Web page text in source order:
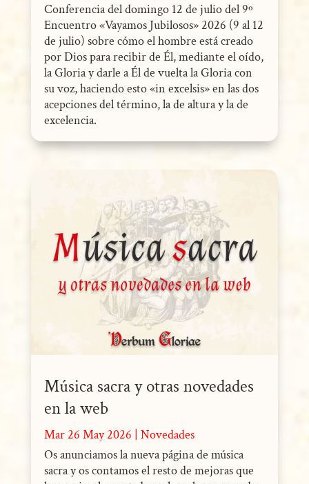
Conferencia del domingo 12 de julio del 9º
Encuentro «Vayamos Jubilosos» 2026 (9 al 12
de julio) sobre cómo el hombre está creado
por Dios para recibir de Él, mediante el oído,
la Gloria y darle a Él de vuelta la Gloria con
su voz, haciendo esto «in excelsis» en las dos
acepciones del término, la de altura y la de
excelencia.
Música sacra y otras novedades
en la web
Mar 26 May 2026
Novedades
Os anunciamos la nueva página de música
sacra y os contamos el resto de mejoras que